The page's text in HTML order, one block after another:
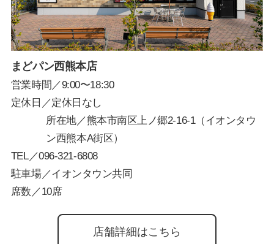
まどパン西熊本店
営業時間／9:00〜18:30
定休日／定休日なし
所在地／熊本市南区上ノ郷2-16-1（イオンタウ
ン西熊本A街区）
TEL／096-321-6808
駐車場／イオンタウン共同
席数／10席
店舗詳細はこちら